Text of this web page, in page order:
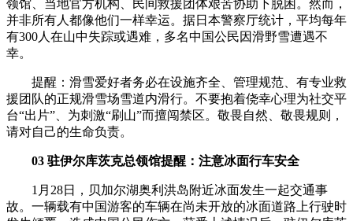
领馆、当地官方机构、民间救援团体艰苦协助下脱困。然而，
并非所有人都像他们一样幸运。据日本警察厅统计，平均每年
有300人在山中失踪或遇难，多名中国公民因滑野雪遭遇不
幸。
提醒：滑雪爱好者务必在设施齐全、管理规范、有专业救
援团队的正规滑雪场雪道内滑行。不要抱着侥幸心理为社交平
台“出片”、为刺激“刷山”而擅闯禁区。敬畏自然、敬畏规则，
请对自己的生命负责。
03 驻伊尔库茨克总领馆提醒：注意冰面行车安全
1月28日，贝加尔湖奥利洪岛附近冰面发生一起交通事
故。一辆载有中国游客的车辆在尚未开放的冰面道路上行驶时